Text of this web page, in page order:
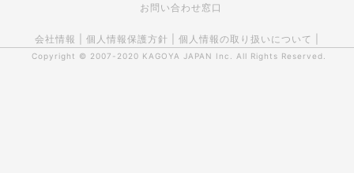
お問い合わせ窓口
会社情報 個人情報保護方針 個人情報の取り扱いについて
Copyright © 2007-2020 KAGOYA JAPAN Inc. All Rights Reserved.